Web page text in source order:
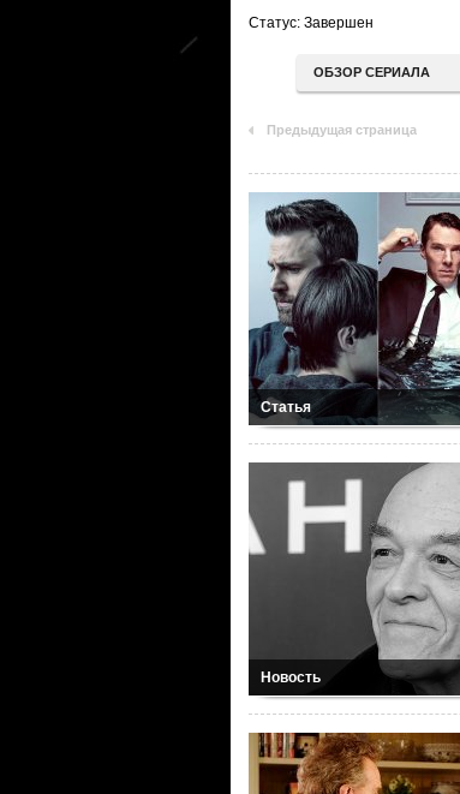
Статус: Завершен
ОБЗОР СЕРИАЛА
Предыдущая страница
Статья
Новость